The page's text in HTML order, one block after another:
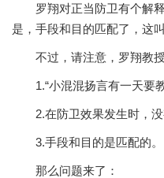
罗翔对正当防卫有个解释
是，手段和目的匹配了，这
不过，请注意，罗翔教授
1.“小混混扬言有一天要教
2.在防卫效果发生时，没
3.手段和目的是匹配的。
那么问题来了：